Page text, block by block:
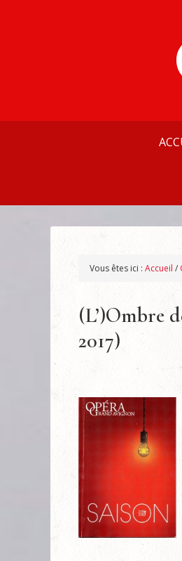
Vous êtes ici : Accueil /
(L’)Ombre
2017)